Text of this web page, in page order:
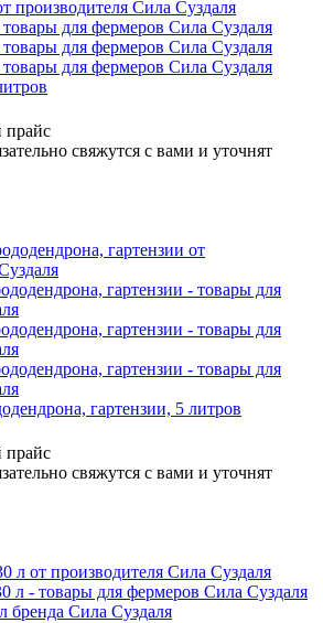
прайс
свяжутся с вами и уточнят
гартензии, 5 литров
прайс
свяжутся с вами и уточнят
бренда Сила Суздаля